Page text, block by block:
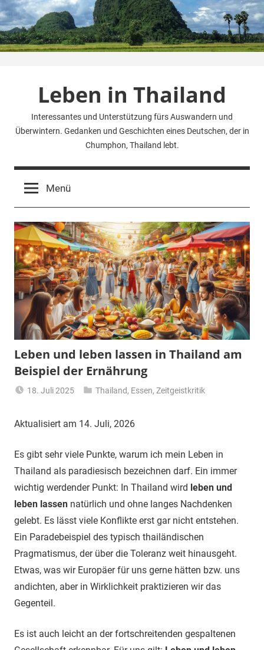
Zum
Inhalt
springen
Leben in Thailand
Interessantes und Unterstützung fürs Auswandern und
Überwintern. Gedanken und Geschichten eines Deutschen, der in
Chumphon, Thailand lebt.
Menü
Leben und leben lassen in Thailand am
Beispiel der Ernährung
18. Juli 2025
Thailand, Essen,Zeitgeistkritik
Aktualisiert am 14. Juli, 2026
Es gibt sehr viele Punkte, warum ich mein Leben in
Thailand als paradiesisch bezeichnen darf. Ein immer
wichtig werdender Punkt: In Thailand wird leben und
leben lassen natürlich und ohne langes Nachdenken
gelebt. Es lässt viele Konflikte erst gar nicht entstehen.
Ein Paradebeispiel des typisch thailändischen
Pragmatismus, der über die Toleranz weit hinausgeht.
Etwas, was wir Europäer für uns gerne hätten bzw. uns
andichten, aber in Wirklichkeit praktizieren wir das
Gegenteil.
Es ist auch leicht an der fortschreitenden gespaltenen